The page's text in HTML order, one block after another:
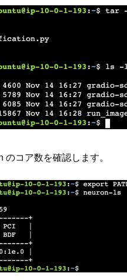
コア数を確認します。